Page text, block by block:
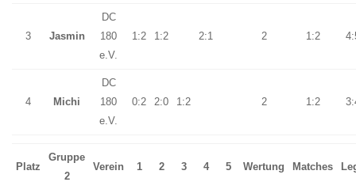
3 Jasmin
DC
180
e.V.
1:2 1:2 2:1 2 1:2
4 Michi
DC
180
e.V.
0:2 2:0 1:2 2 1:2
Platz
Gruppe
2
Verein 1 2 3 4 5 Wertung Matches